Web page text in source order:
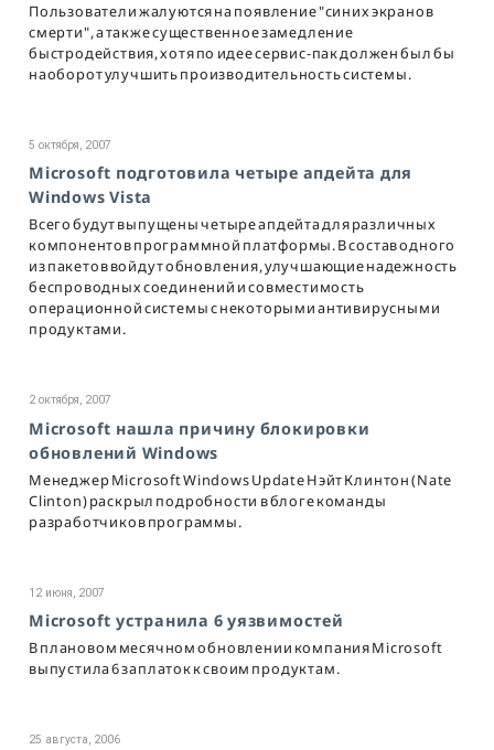
Пользователи жалуются на появление "синих экранов
смерти", а также существенное замедление
быстродействия, хотя по идее сервис-пак должен был бы
наоборот улучшить производительность системы.
5 октября, 2007
Microsoft подготовила четыре апдейта для
Windows Vista
Всего будут выпущены четыре апдейта для различных
компонентов программной платформы. В состав одного
из пакетов войдут обновления, улучшающие надежность
беспроводных соединений и совместимость
операционной системы с некоторыми антивирусными
продуктами.
2 октября, 2007
Microsoft нашла причину блокировки
обновлений Windows
Менеджер Microsoft Windows Update Нэйт Клинтон (Nate
Clinton) раскрыл подробности в блоге команды
разработчиков программы.
12 июня, 2007
Microsoft устранила 6 уязвимостей
В плановом месячном обновлении компания Microsoft
выпустила 6 заплаток к своим продуктам.
25 августа, 2006